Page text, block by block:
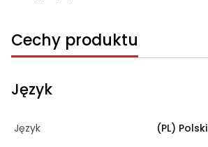
Cechy produktu
Język
Język (PL) Polski